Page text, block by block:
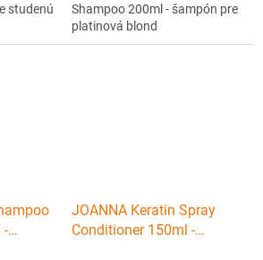
studenú
Shampoo 200ml - šampón pre
platinová blond
-
JOANNA Keratin Spray
Conditioner 150ml -